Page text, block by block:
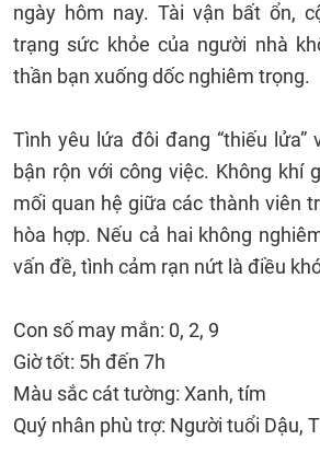
ngày hôm nay. Tài vận bất ổn,
trạng sức khỏe của người nhà
thần bạn xuống dốc nghiêm trọng.
Tình yêu lứa đôi đang “thiếu lửa”
bận rộn với công việc. Không khí
mối quan hệ giữa các thành viên
hòa hợp. Nếu cả hai không
vấn đề, tình cảm rạn nứt là điều
Con số may mắn: 0, 2, 9
Giờ tốt: 5h đến 7h
Màu sắc cát tường: Xanh, tím
Quý nhân phù trợ: Người tuổi Dậu,